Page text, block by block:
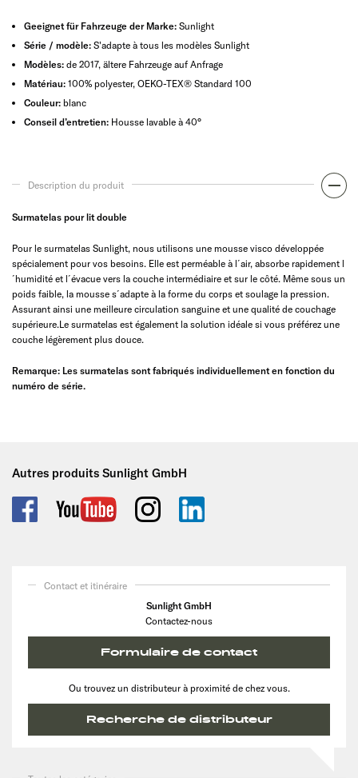
Geeignet für Fahrzeuge der Marke: Sunlight
Série / modèle: S'adapte à tous les modèles Sunlight
Modèles: de 2017, ältere Fahrzeuge auf Anfrage
Matériau: 100% polyester, OEKO-TEX® Standard 100
Couleur: blanc
Conseil d’entretien: Housse lavable à 40°
Description du produit
Surmatelas pour lit double
Pour le surmatelas Sunlight, nous utilisons une mousse visco développée
spécialement pour vos besoins. Elle est perméable à l´air, absorbe rapidement l
´humidité et l´évacue vers la couche intermédiaire et sur le côté. Même sous un
poids faible, la mousse s´adapte à la forme du corps et soulage la pression.
Assurant ainsi une meilleure circulation sanguine et une qualité de couchage
supérieure.Le surmatelas est également la solution idéale si vous préférez une
couche légèrement plus douce.
Remarque: Les surmatelas sont fabriqués individuellement en fonction du
numéro de série.
Autres produits Sunlight GmbH
Contact et itinéraire
Sunlight GmbH
Contactez-nous
Formulaire de contact
Ou trouvez un distributeur à proximité de chez vous.
Recherche de distributeur